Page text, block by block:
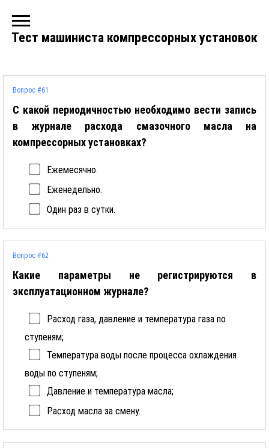
Тест машиниста компрессорных установок
Вопрос #61
С какой периодичностью необходимо вести запись
в журнале расхода смазочного масла на
компрессорных установках?
Ежемесячно.
Еженедельно.
Один раз в сутки.
Вопрос #62
Какие параметры не регистрируются в
эксплуатационном журнале?
Расход газа, давление и температура газа по
ступеням;
Температура воды после процесса охлаждения
воды по ступеням;
Давление и температура масла;
Расход масла за смену.